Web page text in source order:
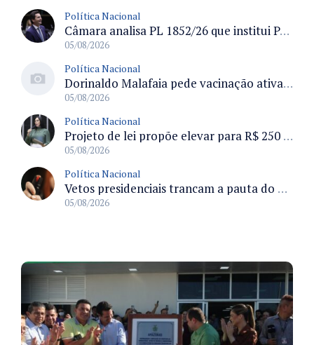
Política Nacional
Câmara analisa PL 1852/26 que institui Política Nacional de Gestão de Desempenho e Eficiência para servidores públicos
05/08/2026
Política Nacional
Dorinaldo Malafaia pede vacinação ativa ao Ministério da Saúde para reverter queda na cobertura vacinal no Brasil
05/08/2026
Política Nacional
Projeto de lei propõe elevar para R$ 250 mil limite de isenção do IPI para pessoas com deficiência e autismo
05/08/2026
Política Nacional
Vetos presidenciais trancam a pauta do Congresso com 87 itens pendentes e incluem trechos do Orçamento de 2026
05/08/2026